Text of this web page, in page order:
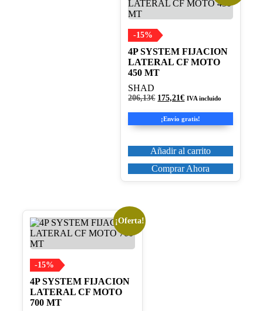
-15%
4P SYSTEM FIJACION
LATERAL CF MOTO
450 MT
SHAD
206,13€ El
original
era:
175,21€El
actual
es:
IVA incluido
¡Envío gratis!
Añadir al carrito
Comprar Ahora
¡Oferta!
-15%
4P SYSTEM FIJACION
LATERAL CF MOTO
700 MT